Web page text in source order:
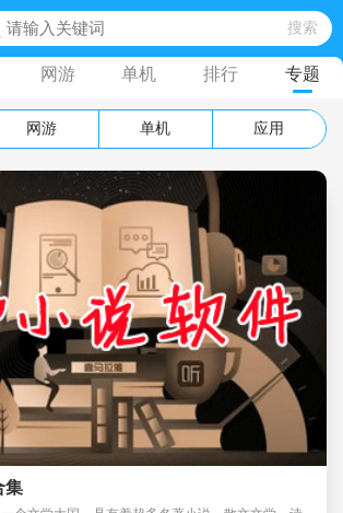
网游 单机 排行 专题
网游 单机 应用
集